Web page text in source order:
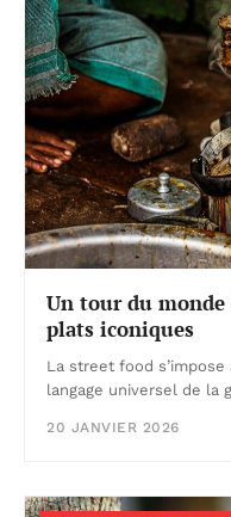
Un tour du monde
plats iconiques
La street food
langage universel de la
20 JANVIER 2026